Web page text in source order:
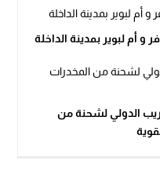
و أم لبوير بمدينة الداخلة
الدولي لشحنة من